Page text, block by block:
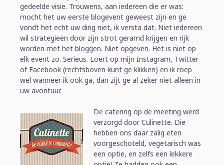
gedeelde visie. Trouwens, aan iedereen die er was:
mocht het uw eerste blogevent geweest zijn en ge
vondt het echt uw ding niet, ik versta dat. Niet iedereen
wil strategieën door zijn strot geramd krijgen en rijk
worden met het bloggen. Niet opgeven. Het is niet op
elk event zo. Serieus. Loert op mijn Instagram, Twitter
of Facebook (rechtsboven kunt ge klikken) en ik roep
wel wanneer ik ook ga, dan zijt ge al zeker niet alleen in
uw avontuur.
De catering op de meeting werd
verzorgd door Culinette. Die
hebben ons daar zalig eten
voorgeschoteld, vegetarisch was
een optie, en zelfs een lekkere